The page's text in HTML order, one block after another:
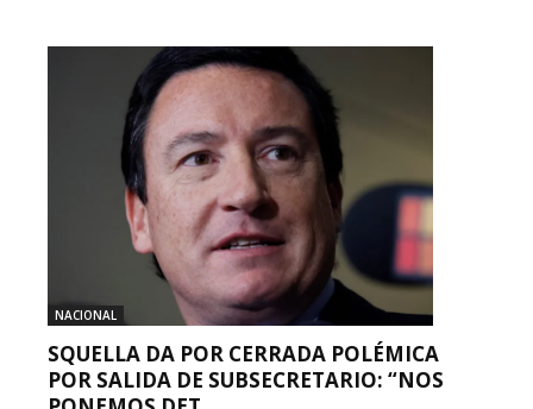
NACIONAL
SQUELLA DA POR CERRADA POLÉMICA
POR SALIDA DE SUBSECRETARIO: “NOS